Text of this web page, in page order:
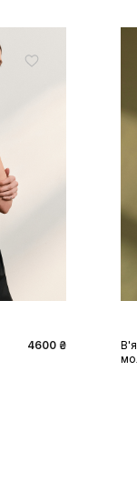
4600 ₴